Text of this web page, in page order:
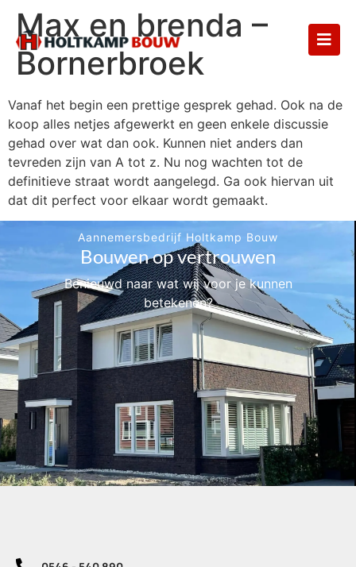
Max en brenda –
Bornerbroek
Vanaf het begin een prettige gesprek gehad. Ook na de
koop alles netjes afgewerkt en geen enkele discussie
gehad over wat dan ook. Kunnen niet anders dan
tevreden zijn van A tot z. Nu nog wachten tot de
definitieve straat wordt aangelegd. Ga ook hiervan uit
dat dit perfect voor elkaar wordt gemaakt.
Aannemersbedrijf Holtkamp Bouw
Bouwen op vertrouwen
Benieuwd naar wat wij voor je kunnen
betekenen?